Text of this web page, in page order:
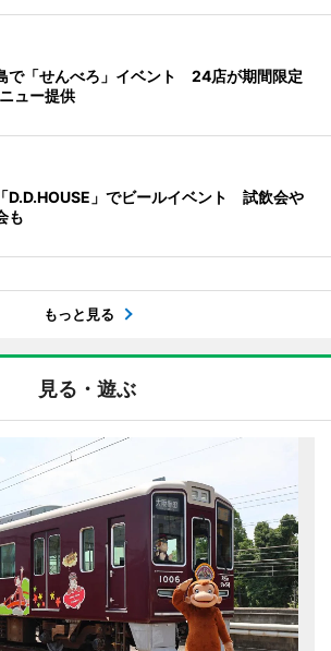
で「せんべろ」イベント 24店が期間限定
ュー提供
D.D.HOUSE」でビールイベント 試飲会や
も
もっと見る
見る・遊ぶ